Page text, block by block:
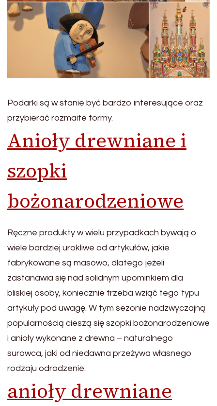
Podarki są w stanie być bardzo interesujące oraz
przybierać rozmaite formy.
Anioły drewniane i
szopki
bożonarodzeniowe
Ręczne produkty w wielu przypadkach bywają o
wiele bardziej urokliwe od artykułów, jakie
fabrykowane są masowo, dlatego jeżeli
zastanawia się nad solidnym upominkiem dla
bliskiej osoby, koniecznie trzeba wziąć tego typu
artykuły pod uwagę. W tym sezonie nadzwyczajną
popularnością cieszą się szopki bożonarodzeniowe
i anioły wykonane z drewna – naturalnego
surowca, jaki od niedawna przeżywa własnego
rodzaju odrodzenie.
anioły drewniane